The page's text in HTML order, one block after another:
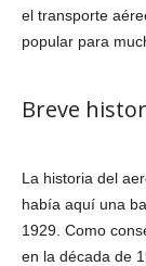
el transporte
popular para
Breve
La historia del
había aquí una
1929. Como
en la década de